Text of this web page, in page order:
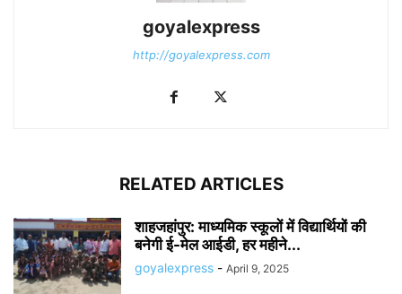
goyalexpress
http://goyalexpress.com
RELATED ARTICLES
शाहजहांपुर: माध्यमिक स्कूलाें में विद्यार्थियों की
बनेगी ई-मेल आईडी, हर महीने...
goyalexpress - April 9, 2025